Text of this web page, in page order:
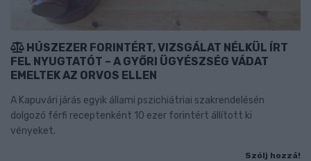
HÚSZEZER FORINTÉRT, VIZSGÁLAT NÉLKÜL ÍRT
FEL NYUGTATÓT – A GYŐRI ÜGYÉSZSÉG VÁDAT
EMELTEK AZ ORVOS ELLEN
A Kapuvári járás egyik állami pszichiátriai szakrendelésén
dolgozó férfi receptenként 10 ezer forintért állított ki
vényeket.
Szólj hozzá!